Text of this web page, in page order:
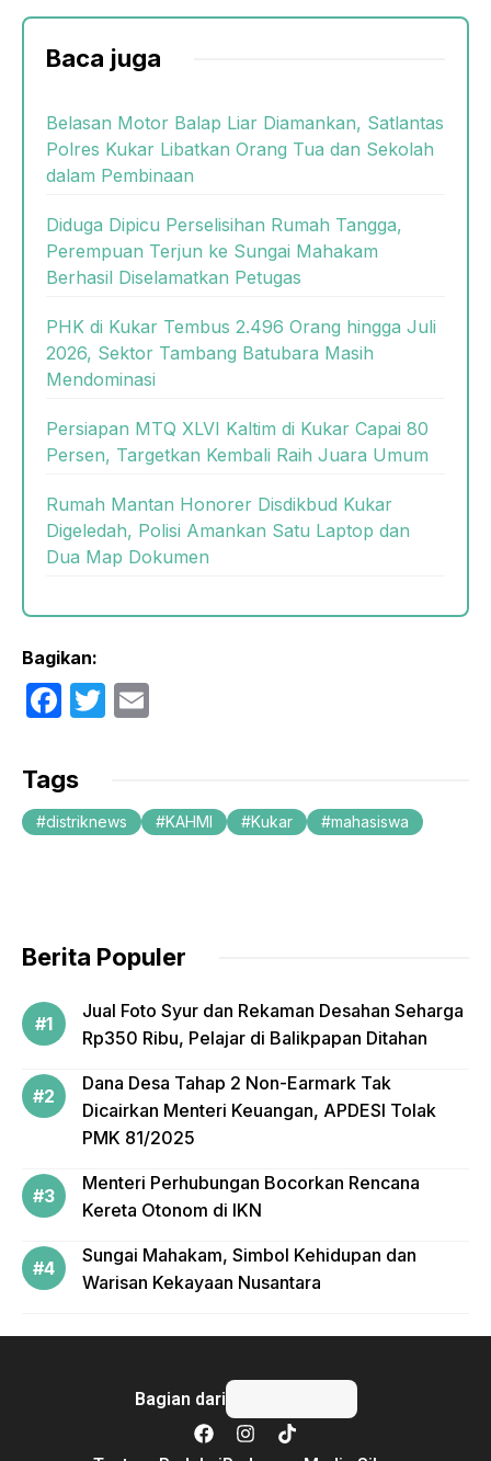
Baca juga
Belasan Motor Balap Liar Diamankan, Satlantas
Polres Kukar Libatkan Orang Tua dan Sekolah
dalam Pembinaan
Diduga Dipicu Perselisihan Rumah Tangga,
Perempuan Terjun ke Sungai Mahakam
Berhasil Diselamatkan Petugas
PHK di Kukar Tembus 2.496 Orang hingga Juli
2026, Sektor Tambang Batubara Masih
Mendominasi
Persiapan MTQ XLVI Kaltim di Kukar Capai 80
Persen, Targetkan Kembali Raih Juara Umum
Rumah Mantan Honorer Disdikbud Kukar
Digeledah, Polisi Amankan Satu Laptop dan
Dua Map Dokumen
Bagikan:
F
c
e
b
k
T
er
Tags
distriknews KAHMI Kukar mahasiswa
Berita Populer
Jual Foto Syur dan Rekaman Desahan Seharga
Rp350 Ribu, Pelajar di Balikpapan Ditahan
Dana Desa Tahap 2 Non-Earmark Tak
Dicairkan Menteri Keuangan, APDESI Tolak
PMK 81/2025
Menteri Perhubungan Bocorkan Rencana
Kereta Otonom di IKN
Sungai Mahakam, Simbol Kehidupan dan
Warisan Kekayaan Nusantara
Bagian dari